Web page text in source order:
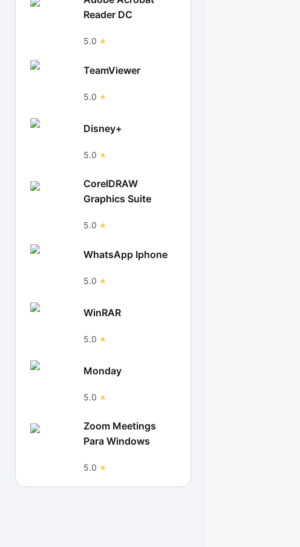
Reader DC
5.0
TeamViewer
5.0
Disney+
5.0
CorelDRAW
Graphics Suite
5.0
WhatsApp Iphone
5.0
WinRAR
5.0
Monday
5.0
Zoom Meetings
Para Windows
5.0